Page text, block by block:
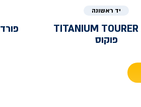
יד ראשונה
TITANIUM TOURER
פוקוס
פורד